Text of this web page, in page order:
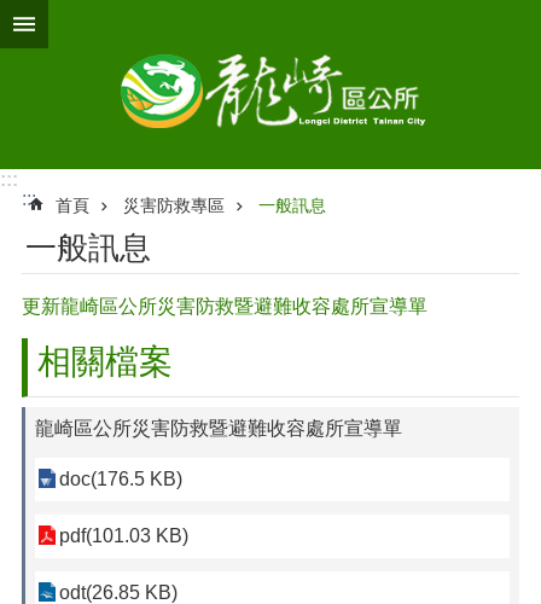
跳到主要內容區塊
:::
:::
首頁 災害防救專區 一般訊息
一般訊息
更新龍崎區公所災害防救暨避難收容處所宣導單
相關檔案
龍崎區公所災害防救暨避難收容處所宣導單
doc(176.5 KB)
pdf(101.03 KB)
odt(26.85 KB)